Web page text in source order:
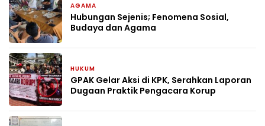
AGAMA
Hubungan Sejenis; Fenomena Sosial,
Budaya dan Agama
HUKUM
GPAK Gelar Aksi di KPK, Serahkan Laporan
Dugaan Praktik Pengacara Korup